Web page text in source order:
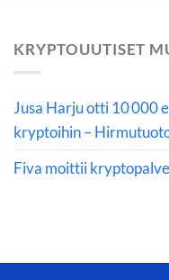
KRYPTOUUTISET
Jusa Harju otti 10 000
kryptoihin –
Fiva moittii